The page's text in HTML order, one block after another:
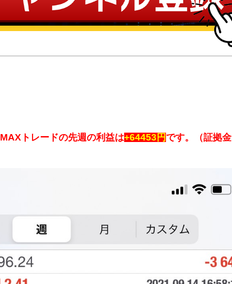
MAXトレードの先週の利益は+64453円 です。（証拠金